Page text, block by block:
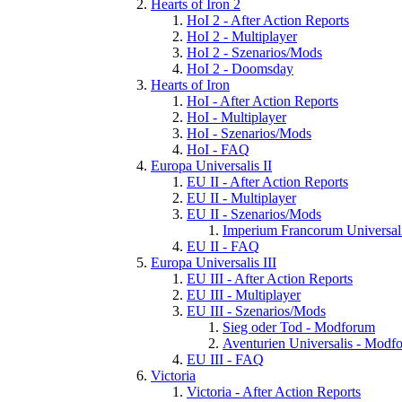
Hearts of Iron 2
HoI 2 - After Action Reports
HoI 2 - Multiplayer
HoI 2 - Szenarios/Mods
HoI 2 - Doomsday
Hearts of Iron
HoI - After Action Reports
HoI - Multiplayer
HoI - Szenarios/Mods
HoI - FAQ
Europa Universalis II
EU II - After Action Reports
EU II - Multiplayer
EU II - Szenarios/Mods
Imperium Francorum
EU II - FAQ
Europa Universalis III
EU III - After Action Reports
EU III - Multiplayer
EU III - Szenarios/Mods
Sieg oder Tod - Modforum
Aventurien Universalis -
EU III - FAQ
Victoria
Victoria - After Action Reports